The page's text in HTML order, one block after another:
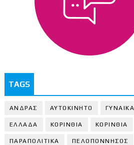
TAGS
ΑΝΔΡΑΣ ΑΥΤΟΚΙΝΗΤΟ ΓΥΝΑΙΚΑ
ΕΛΛΑΔΑ ΚΟΡΙΝΘΙΑ ΚΟΡΙΝΘΙA
ΠΑΡΑΠΟΛΙΤΙΚΑ ΠΕΛΟΠΟΝΝΗΣΟΣ